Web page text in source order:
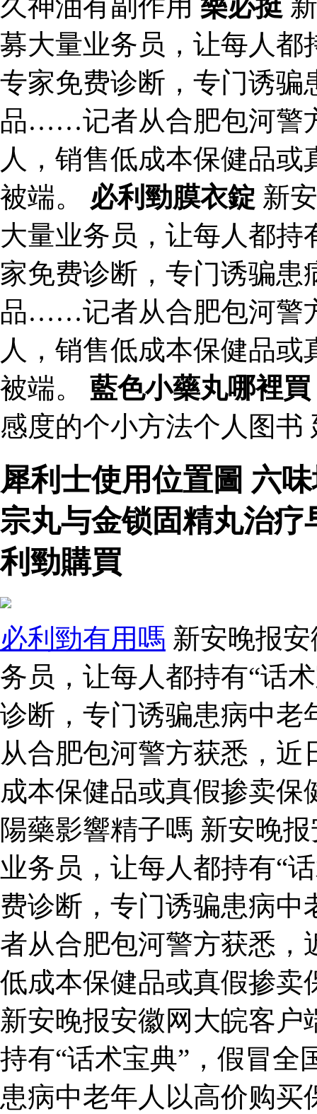
募大量业务员，让每人都
专家免费诊断，专门诱骗
品……记者从合肥包河警
人，销售低成本保健品
被端。 必利勁膜衣錠 新
大量业务员，让每人都持
家免费诊断，专门诱骗
品……记者从合肥包河警
人，销售低成本保健品
被端。 藍色小藥丸哪裡買
感度的个小方法个人图
犀利士使用位置圖 六
宗丸与金锁固精丸治
利勁購買
必利勁有用嗎 新安晚报
务员，让每人都持有“话
诊断，专门诱骗患病中
从合肥包河警方获悉，
成本保健品或真假掺卖
陽藥影響精子嗎 新安晚
业务员，让每人都持有“
费诊断，专门诱骗患病
者从合肥包河警方获悉，
低成本保健品或真假掺卖
新安晚报安徽网大皖客
持有“话术宝典”，假冒全
患病中老年人以高价购